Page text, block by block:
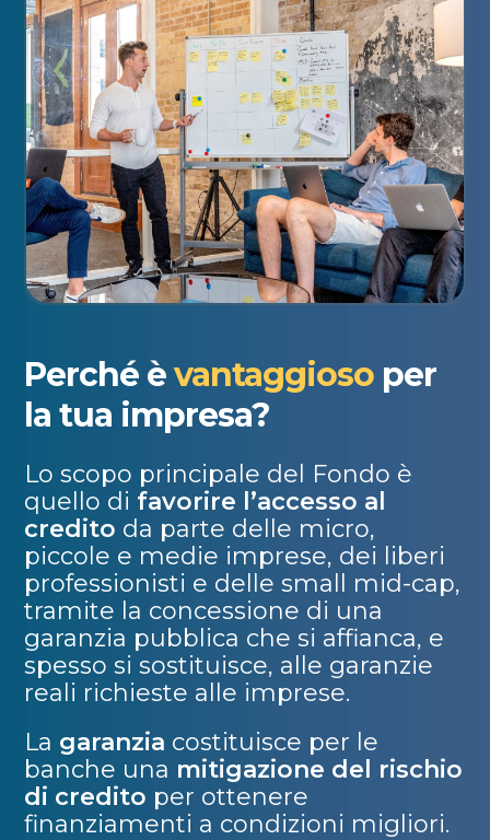
Perché è vantaggioso per
la tua impresa?
Lo scopo principale del Fondo è
quello di favorire l’accesso al
credito da parte delle micro,
piccole e medie imprese, dei liberi
professionisti e delle small mid-cap,
tramite la concessione di una
garanzia pubblica che si affianca, e
spesso si sostituisce, alle garanzie
reali richieste alle imprese.
La garanzia costituisce per le
banche una mitigazione del rischio
di credito per ottenere
finanziamenti a condizioni migliori.